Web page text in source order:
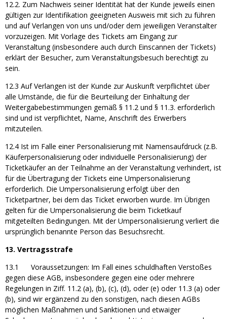
12.2. Zum Nachweis seiner Identität hat der Kunde jeweils einen
gültigen zur Identifikation geeigneten Ausweis mit sich zu führen
und auf Verlangen von uns und/oder dem jeweiligen Veranstalter
vorzuzeigen. Mit Vorlage des Tickets am Eingang zur
Veranstaltung (insbesondere auch durch Einscannen der Tickets)
erklärt der Besucher, zum Veranstaltungsbesuch berechtigt zu
sein.
12.3 Auf Verlangen ist der Kunde zur Auskunft verpflichtet über
alle Umstände, die für die Beurteilung der Einhaltung der
Weitergabebestimmungen gemäß § 11.2 und § 11.3. erforderlich
sind und ist verpflichtet, Name, Anschrift des Erwerbers
mitzuteilen.
12.4 Ist im Falle einer Personalisierung mit Namensaufdruck (z.B.
Käuferpersonalisierung oder individuelle Personalisierung) der
Ticketkäufer an der Teilnahme an der Veranstaltung verhindert, ist
für die Übertragung der Tickets eine Umpersonalisierung
erforderlich. Die Umpersonalisierung erfolgt über den
Ticketpartner, bei dem das Ticket erworben wurde. Im Übrigen
gelten für die Umpersonalisierung die beim Ticketkauf
mitgeteilten Bedingungen. Mit der Umpersonalisierung verliert die
ursprünglich benannte Person das Besuchsrecht.
13. Vertragsstrafe
13.1 Voraussetzungen: Im Fall eines schuldhaften Verstoßes
gegen diese AGB, insbesondere gegen eine oder mehrere
Regelungen in Ziff. 11.2 (a), (b), (c), (d), oder (e) oder 11.3 (a) oder
(b), sind wir ergänzend zu den sonstigen, nach diesen AGBs
möglichen Maßnahmen und Sanktionen und etwaiger